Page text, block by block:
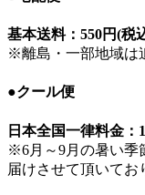
基本送料： 550円(税
※離島・一部地域は
●クール便
日本全国一律料金：
※6月～9月の暑い季
届けさせて頂いてお